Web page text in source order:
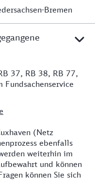
Bremen
37, RB 38, RB 77,
(Netz
ebenfalls
weiterhin im
und können
können Sie sich